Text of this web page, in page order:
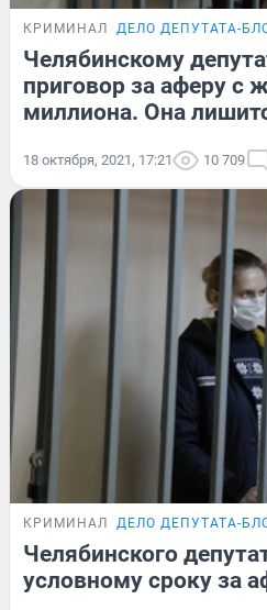
КРИМИНАЛ ДЕЛО ДЕПУТАТА-
Челябинскому
приговор за аферу с
миллиона. Она
18 октября, 2021, 17:21 10 709
КРИМИНАЛ ДЕЛО ДЕПУТАТА-
Челябинского
условному сроку за